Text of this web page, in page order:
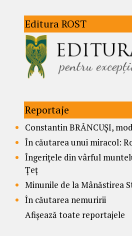
Editura ROST
Reportaje
Constantin BRÂNCUȘI,
În căutarea unui miracol:
Îngerițele din vârful
Țeț
Minunile de la Mânăstirea
În căutarea nemuririi
Afișează toate reportajele